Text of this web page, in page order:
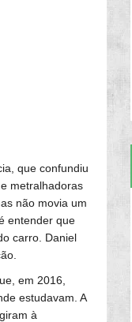
que confundiu
metralhadoras
não movia um
entender que
carro. Daniel
em 2016,
estudavam. A
à